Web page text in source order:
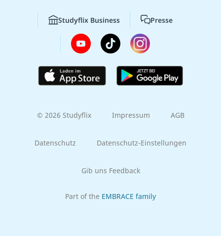
Studyflix Business Presse
© 2026 Studyflix Impressum AGB
Datenschutz Datenschutz-Einstellungen
Gib uns Feedback
Part of the EMBRACE family